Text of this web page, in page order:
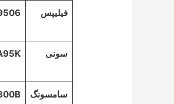
فیلیپس
سونی
سامسونگ